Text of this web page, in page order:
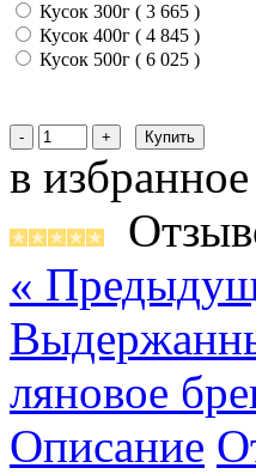
Кусок 300г ( 3 665 )
Кусок 400г ( 4 845 )
Кусок 500г ( 6 025 )
в избранное
«
ляновое
Описание